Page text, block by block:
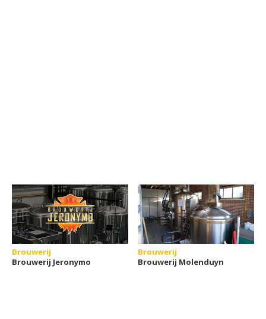
Brouwerij
Brouwerij Jeronymo
Brouwerij
Brouwerij Molenduyn